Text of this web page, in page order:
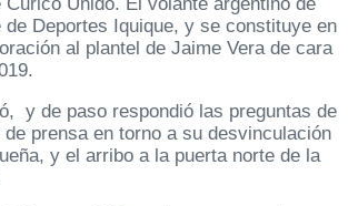
de Deportes Iquique, y se constituye en
al plantel de Jaime Vera de cara
y de paso respondió las preguntas de
prensa en torno a su desvinculación
y el arribo a la puerta norte de la